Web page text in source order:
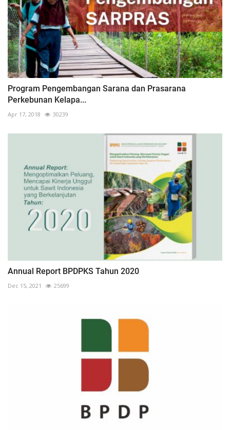
Program Pengembangan Sarana dan Prasarana
Perkebunan Kelapa...
Apr 17, 2018 30239
Annual Report BPDPKS Tahun 2020
Dec 15, 2021 25699